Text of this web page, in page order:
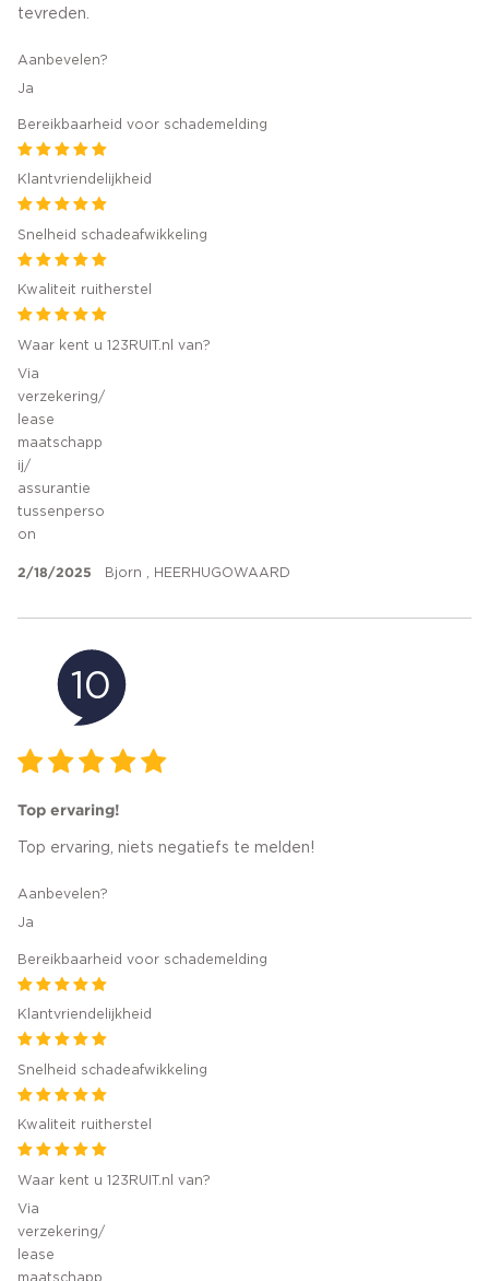
tevreden.
Aanbevelen?
Ja
Bereikbaarheid voor schademelding
Klantvriendelijkheid
Snelheid schadeafwikkeling
Kwaliteit ruitherstel
Waar kent u 123RUIT.nl van?
Via
verzekering/
lease
maatschapp
ij/
assurantie
tussenperso
on
2/18/2025 Bjorn , HEERHUGOWAARD
10
Top ervaring!
Top ervaring, niets negatiefs te melden!
Aanbevelen?
Ja
Bereikbaarheid voor schademelding
Klantvriendelijkheid
Snelheid schadeafwikkeling
Kwaliteit ruitherstel
Waar kent u 123RUIT.nl van?
Via
verzekering/
lease
maatschapp